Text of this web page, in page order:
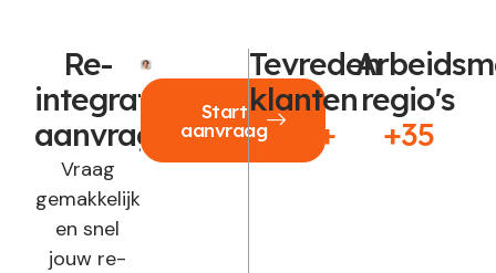
Re-
integratie
aanvragen?
Vraag
gemakkelijk
en snel
jouw re-
Start
aanvraag
Tevreden
klanten
250+
regio's
+35